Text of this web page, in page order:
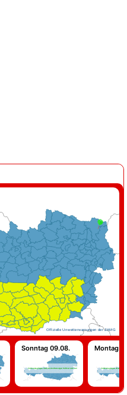
Offizielle Unwetterwarnungen der ZAMG
Sonntag 09.08.
Für Sonntag liegen derzeit keine Warnungen für Österreich vor!
Montag
Für Montag liegen derzeit keine